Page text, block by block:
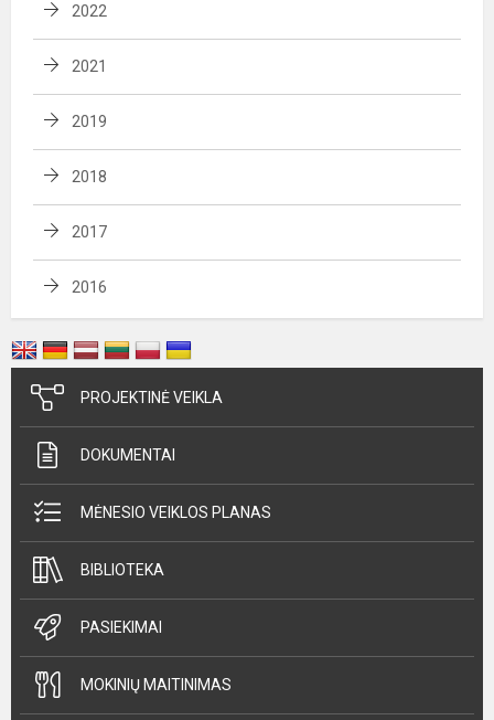
2022
2021
2019
2018
2017
2016
PROJEKTINĖ VEIKLA
DOKUMENTAI
MĖNESIO VEIKLOS PLANAS
BIBLIOTEKA
PASIEKIMAI
MOKINIŲ MAITINIMAS